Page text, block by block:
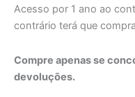
Acesso por 1 ano ao
contrário terá que
Compre apenas se
devoluções.